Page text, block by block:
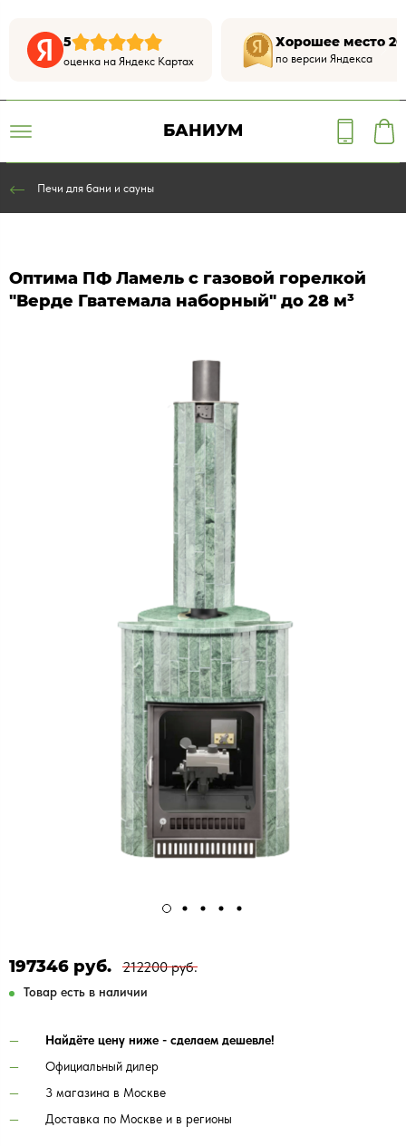
5
оценка на Яндекс Картах
Хорошее место
по версии Яндекса
БАНИУМ
Печи для бани и сауны
Оптима ПФ Ламель с газовой горелкой
"Верде Гватемала наборный" до 28 м³
197346 руб. 212200 руб.
Товар есть в наличии
Найдёте цену ниже - сделаем дешевле!
Официальный дилер
3 магазина в Москве
Доставка по Москве и в регионы